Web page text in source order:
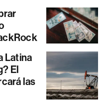
Latina
El
las